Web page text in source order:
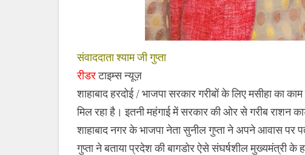
संवाददाता श्याम जी गुप्ता
रीडरटाइम्स न्यूज़
शाहाबाद हरदोई / भाजपा सरकार गरीबों के लिए मसीहा का
मिल रहा है। इतनी महंगाई में सरकार की ओर से गरीब राशन
शाहाबाद नगर के भाजपा नेता सुनील गुप्ता ने अपने आवास पर
गुप्ता ने बताया प्रदेश की बागडोर ऐसे संघर्षशील मुख्यमंत्री